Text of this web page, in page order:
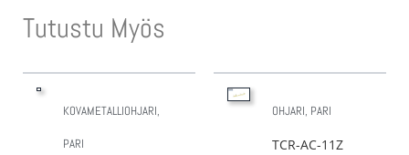
Tutustu Myös
KOVAMETALLIOHJARI,
PARI
OHJARI, PARI
TCR-AC-11Z